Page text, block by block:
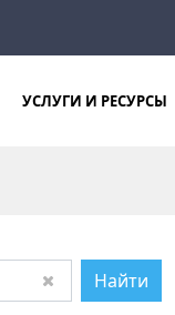
Найти
УСЛУГИ И РЕСУРСЫ